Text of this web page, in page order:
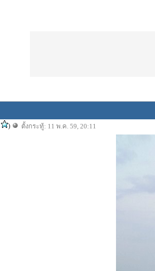
) ตั้งกระทู้: 11 พ.ค. 59, 20:11